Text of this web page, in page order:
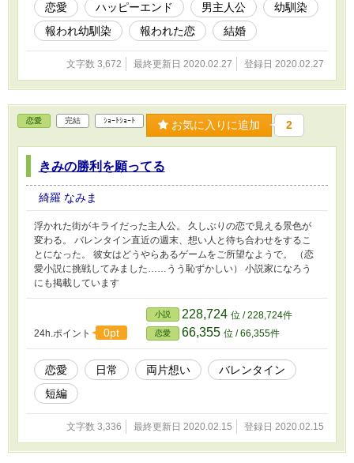
恋愛 ハッピーエンド 男主人公
幼馴染
報われ幼馴染
報われた恋 結婚
文字数 3,672 最終更新日 2020.02.27 登録日 2020.02.27
恋愛 完結 ｼｮｰﾄｼｮｰﾄ お気に入りに追加 2
きみの勝利を願ってる
綺羅 なみま
浮かれた街がキライだった主人公。 久しぶりの恋で見える景色が
変わる。 バレンタイン直近の週末、想い人と待ち合わせをするこ
とになった。 彼女はどうやらあるゲームをご所望なようで。 （恋
愛小説に挑戦してみました……うう恥ずかしい） 小説家になろう
にも掲載しています
24h.ポイント 0pt
小説 228,724 位 / 228,724件
恋愛 66,355 位 / 66,355件
恋愛 日常 両片想い
バレンタイン
短編
文字数 3,336 最終更新日 2020.02.15 登録日 2020.02.15